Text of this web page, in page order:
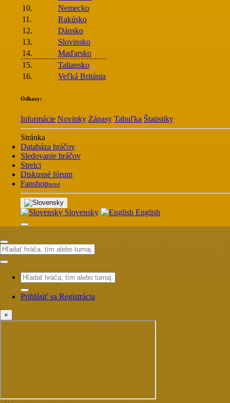
10.
Nemecko
11.
Rakúsko
12.
Dánsko
13.
Slovinsko
14.
Maďarsko
15.
Taliansko
16.
Veľká Británia
Odkazy:
Informácie Novinky Zápasy Tabuľka Štatistiky
Stránka
Databáza hráčov
Sledovanie hráčov
Strelci
Diskusné fórum
Fanshopnové
Slovensky English
Prihlásiť sa Registrácia
×